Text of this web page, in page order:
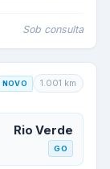
Sob consulta
NOVO 1.001 km
Rio Verde
GO